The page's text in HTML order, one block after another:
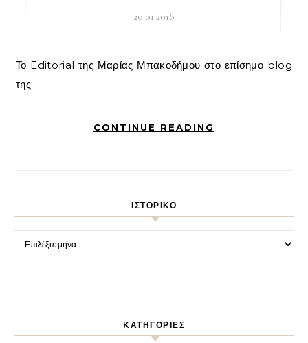
20.01.2016
Το Editorial της Μαρίας Μπακοδήμου στο επίσημο blog
της
CONTINUE READING
ΙΣΤΟΡΙΚΌ
Ιστορικό
KΑΤΗΓΟΡΊΕΣ